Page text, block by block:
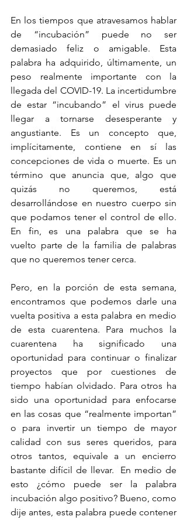
En los tiempos que atravesamos hablar
de “incubación” puede no ser
demasiado feliz o amigable. Esta
palabra ha adquirido, últimamente, un
peso realmente importante con la
llegada del COVID-19. La incertidumbre
de estar “incubando” el virus puede
llegar a tornarse desesperante y
angustiante. Es un concepto que,
implícitamente, contiene en sí las
concepciones de vida o muerte. Es un
término que anuncia que, algo que
quizás no queremos, está
desarrollándose en nuestro cuerpo sin
que podamos tener el control de ello.
En fin, es una palabra que se ha
vuelto parte de la familia de palabras
que no queremos tener cerca.
Pero, en la porción de esta semana,
encontramos que podemos darle una
vuelta positiva a esta palabra en medio
de esta cuarentena. Para muchos la
cuarentena ha significado una
oportunidad para continuar o finalizar
proyectos que por cuestiones de
tiempo habían olvidado. Para otros ha
sido una oportunidad para enfocarse
en las cosas que “realmente importan”
o para invertir un tiempo de mayor
calidad con sus seres queridos, para
otros tantos, equivale a un encierro
bastante difícil de llevar.  En medio de
esto ¿cómo puede ser la palabra
incubación algo positivo? Bueno, como
dije antes, esta palabra puede contener